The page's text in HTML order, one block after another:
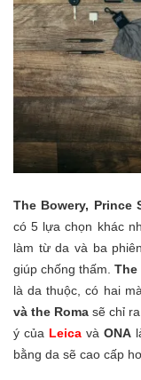
The Bowery, Prince
có 5 lựa chọn khác
làm từ da và ba
giúp chống thấm.The
là da thuộc, có hai
và the Roma sẽ chỉ
ý của Leica vàONA
bằng da sẽ cao cấp